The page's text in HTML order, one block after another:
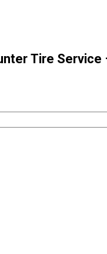
Tire Service